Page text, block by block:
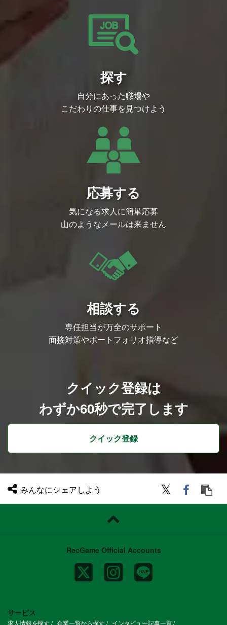
探す
自分にあった職場や
こだわりの仕事を見つけよう
応募する
気になる求人に簡単応募
山のようなメールは来ません
相談する
専任担当が万全のサポート
面接対策やポートフォリオ指導など
クイック登録は
わずか60秒で完了します
クイック登録
みんなにシェアしよう
RecGame Official Accounts
サービス
求人情報を探す 企業一覧から探す インタビュー記事一覧